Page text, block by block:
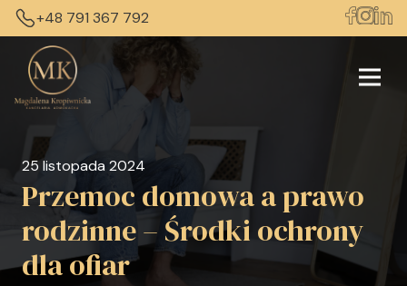
+48 791 367 792
25 listopada 2024
Przemoc domowa a prawo
rodzinne – Środki ochrony
dla ofiar